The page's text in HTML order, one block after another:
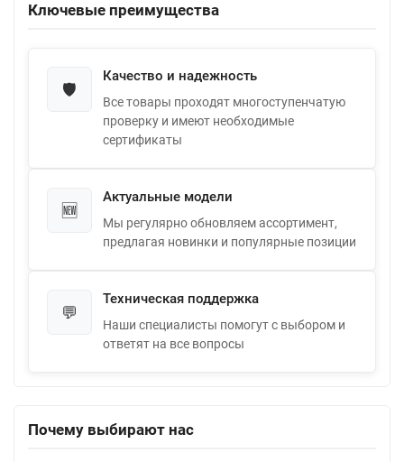
Ключевые преимущества
🛡️
Качество и надежность
Все товары проходят многоступенчатую
проверку и имеют необходимые
сертификаты
🆕
Актуальные модели
Мы регулярно обновляем ассортимент,
предлагая новинки и популярные позиции
💬
Техническая поддержка
Наши специалисты помогут с выбором и
ответят на все вопросы
Почему выбирают нас